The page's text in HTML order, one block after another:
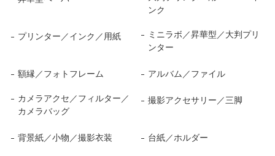
ンク
プリンター／インク／用紙
ミニラボ／昇華型／大判プリ
ンター
額縁／フォトフレーム アルバム／ファイル
カメラアクセ／フィルター／
カメラバッグ
撮影アクセサリー／三脚
背景紙／小物／撮影衣装 台紙／ホルダー